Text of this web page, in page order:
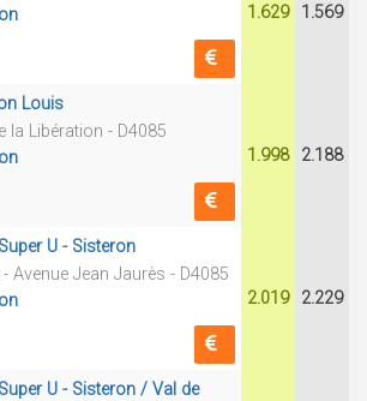
1.629 1.569
Louis
la Libération - D4085
1.998 2.188
U - Sisteron
Avenue Jean Jaurès - D4085
2.019 2.229
U - Sisteron / Val de